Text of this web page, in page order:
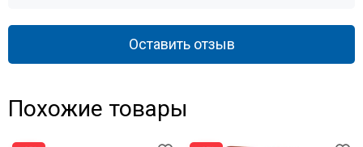
Оставить отзыв
Похожие товары